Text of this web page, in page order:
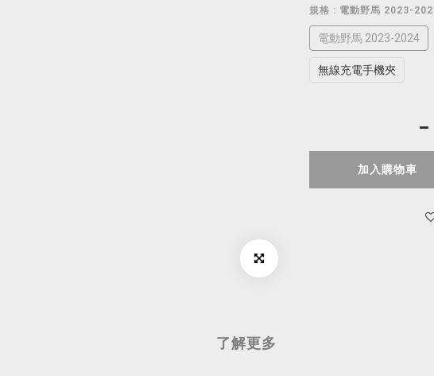
規格 : 電動野馬 2023-
電動野馬 2023-2024
無線充電手機夾
加入購物車
了解更多